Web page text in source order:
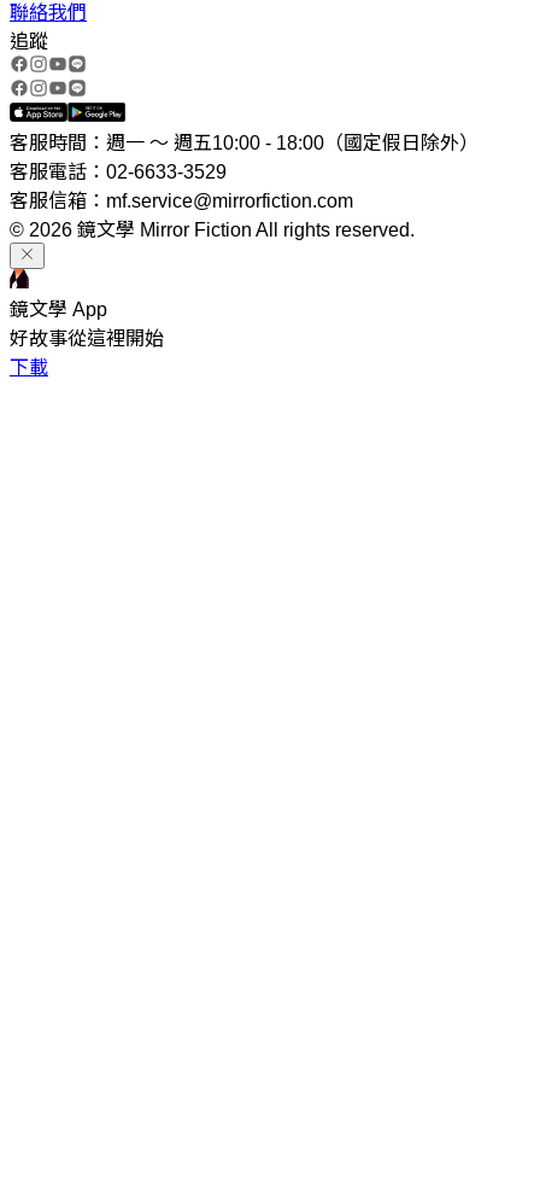
聯絡我們
追蹤
客服時間：週一 ～ 週五10:00 - 18:00（國定假日除外）
客服電話：02-6633-3529
客服信箱：mf.service@mirrorfiction.com
© 2026 鏡文學 Mirror Fiction All rights reserved.
鏡文學 App
好故事從這裡開始
下載